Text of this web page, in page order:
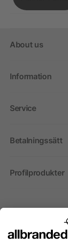
About us
Information
Service
Betalningssätt
Profilprodukter